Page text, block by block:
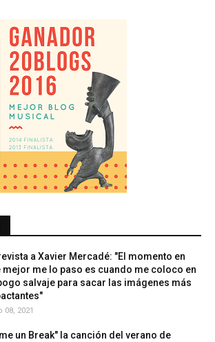
a Xavier Mercadé: "El momento en
mejor me lo paso es cuando me coloco en
salvaje para sacar las imágenes más
08, 2021
un Break" la canción del verano de